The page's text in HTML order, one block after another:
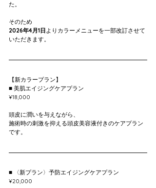
た。
そのため
2026年4月1日よりカラーメニューを一部改訂させて
いただきます。
【新カラープラン】
■ 美肌エイジングケアプラン
¥18,000
頭皮に潤いを与えながら、
施術時の刺激を抑える頭皮美容液付きのケアプラン
です。
■ 〈新プラン〉予防エイジングケアプラン
¥20,000